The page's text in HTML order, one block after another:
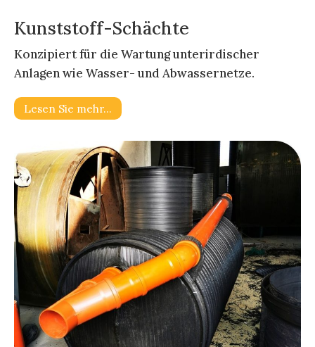
Kunststoff-Schächte
Konzipiert für die Wartung unterirdischer
Anlagen wie Wasser- und Abwassernetze.
Lesen Sie mehr…